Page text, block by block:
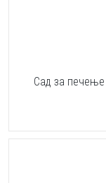
Сад за печење